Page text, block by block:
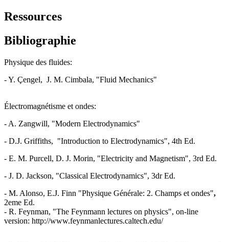
Ressources
Bibliographie
Physique des fluides:
- Y. Çengel, J. M. Cimbala, "Fluid Mechanics"
Électromagnétisme et ondes:
- A. Zangwill, "Modern Electrodynamics"
- D.J. Griffiths, "Introduction to Electrodynamics", 4th Ed.
- E. M. Purcell, D. J. Morin, "Electricity and Magnetism", 3rd Ed.
- J. D. Jackson, "Classical Electrodynamics", 3dr Ed.
- M. Alonso, E.J. Finn "Physique Générale: 2. Champs et ondes",
2eme Ed.
- R. Feynman, "The Feynmann lectures on physics", on-line
version: http://www.feynmanlectures.caltech.edu/